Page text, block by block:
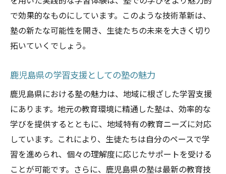
で効果的なものにしています。このような技術革新は、
塾の新たな可能性を開き、生徒たちの未来を大きく切り
拓いていくでしょう。
鹿児島県の学習支援としての塾の魅力
鹿児島県における塾の魅力は、地域に根ざした学習支援
にあります。地元の教育環境に精通した塾は、効率的な
学びを提供するとともに、地域特有の教育ニーズに対応
しています。これにより、生徒たちは自分のペースで学
習を進められ、個々の理解度に応じたサポートを受ける
ことが可能です。さらに、鹿児島県の塾は最新の教育技